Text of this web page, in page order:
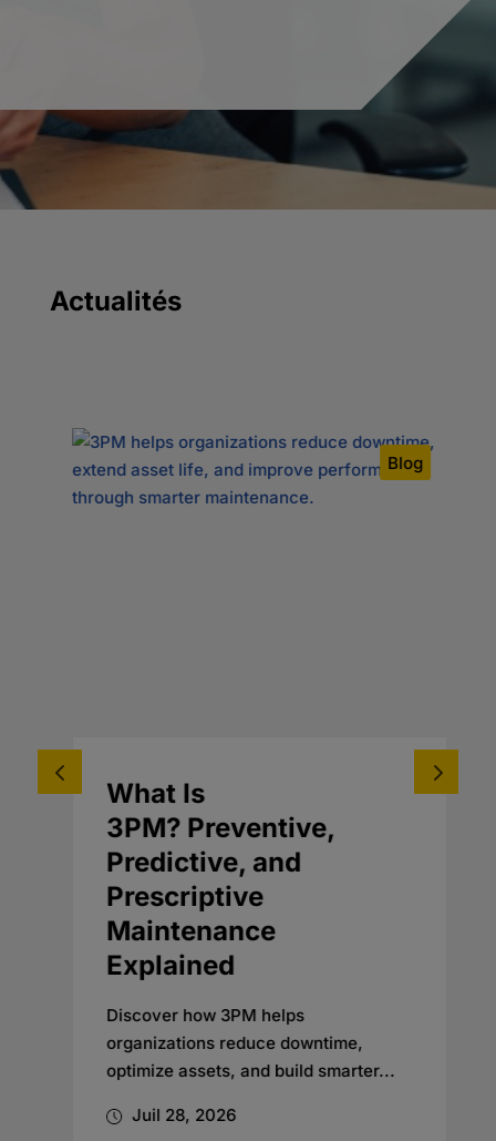
Actualités
Blog
What Is
3PM? Preventive,
Predictive, and
Prescriptive
Maintenance
Explained
Discover how 3PM helps
organizations reduce downtime,
optimize assets, and build smarter...
Juil 28, 2026